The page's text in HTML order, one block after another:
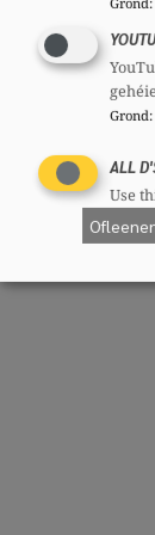
Grond:
ALL
Use